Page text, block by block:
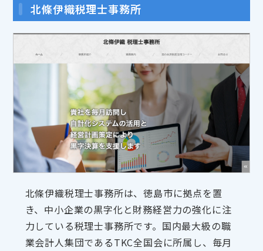
北條伊織税理士事務所
北條伊織税理士事務所は、徳島市に拠点を置
き、中小企業の黒字化と財務経営力の強化に注
力している税理士事務所です。国内最大級の職
業会計人集団であるTKC全国会に所属し、毎月